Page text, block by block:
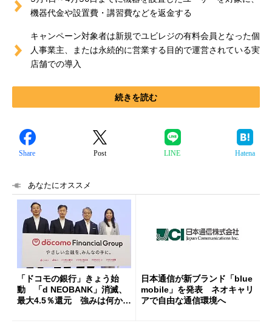
機器代金や設置費・講習費などを返金する
キャンペーン対象者は新規でユビレジの有料会員となった個
人事業主、または永続的に営業する目的で運営されている実
店舗での導入
続きを読む
Share Post LINE Hatena
あなたにオススメ
「ドコモの銀行」きょう始
動 「d NEOBANK」消滅、
最大4.5％還元 強みは何か解
日本通信が新ブランド「blue
mobile」を発表 ネオキャリ
アで自由な通信環境へ